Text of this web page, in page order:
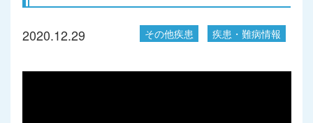
2020.12.29 その他疾患 疾患・難病情報